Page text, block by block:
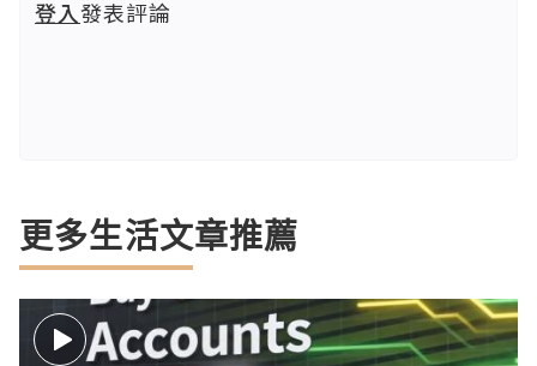
登入發表評論
更多生活文章推薦